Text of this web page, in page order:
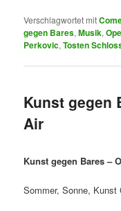
Verschlagwortet mit
gegen Bares,Musik,
Perkovic,Tosten
Kunst gegen
Air
Kunst gegen Bares –
Sommer, Sonne, Kunst